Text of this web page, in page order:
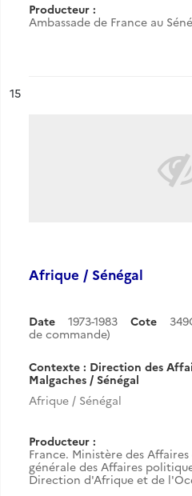
Producteur :
Ambassade de France au
n°
15
Afrique / Sénégal
Date 1973-1983 Cote
de commande)
Contexte : Direction des
Malgaches / Sénégal
Afrique / Sénégal
Producteur :
France. Ministère des
générale des Affaires
Direction d'Afrique et de